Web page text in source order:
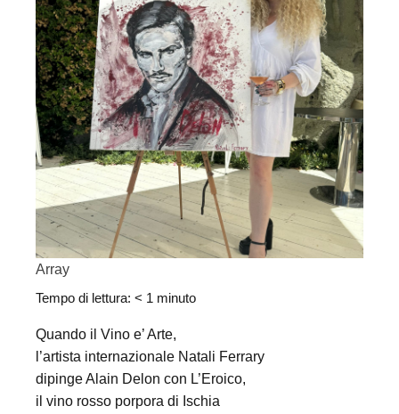
Array
Tempo di lettura: < 1 minuto
Quando il Vino e’ Arte,
l’artista internazionale Natali Ferrary
dipinge Alain Delon con L’Eroico,
il vino rosso porpora di Ischia